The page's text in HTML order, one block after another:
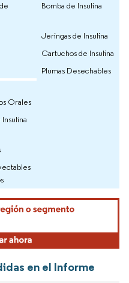
Bomba de Insulina
Jeringas de Insulina
Cartuchos de Insulina
Plumas Desechables
Orales
en el Informe